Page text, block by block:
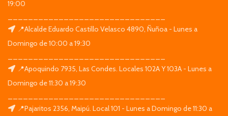
19:00
📍Alcalde Eduardo Castillo Velasco 4890, Ñuñoa - Lunes a
Domingo de 10:00 a 19:30
📍Apoquindo 7935, Las Condes. Locales 102A Y 103A - Lunes a
Domingo de 11:30 a 19:30
📍Pajaritos 2356, Maipú. Local 101 - Lunes a Domingo de 11:30 a